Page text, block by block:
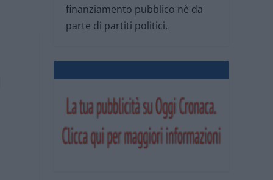
finanziamento pubblico nè da
parte di partiti politici.